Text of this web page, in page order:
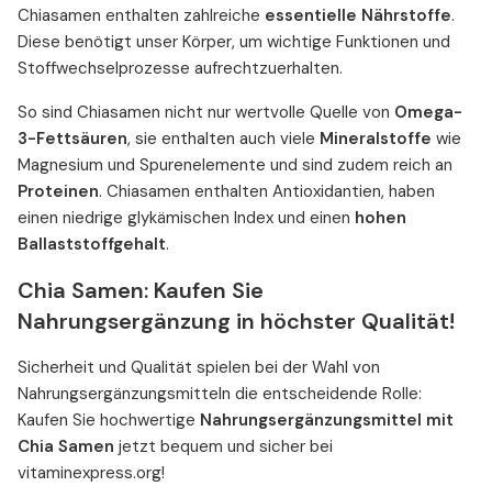
Chiasamen enthalten zahlreiche essentielle Nährstoffe.
Diese benötigt unser Körper, um wichtige Funktionen und
Stoffwechselprozesse aufrechtzuerhalten.
So sind Chiasamen nicht nur wertvolle Quelle von Omega-
3-Fettsäuren, sie enthalten auch viele Mineralstoffe wie
Magnesium und Spurenelemente und sind zudem reich an
Proteinen. Chiasamen enthalten Antioxidantien, haben
einen niedrige glykämischen Index und einen hohen
Ballaststoffgehalt.
Chia Samen: Kaufen Sie
Nahrungsergänzung in höchster Qualität!
Sicherheit und Qualität spielen bei der Wahl von
Nahrungsergänzungsmitteln die entscheidende Rolle:
Kaufen Sie hochwertige Nahrungsergänzungsmittel mit
Chia Samen jetzt bequem und sicher bei
vitaminexpress.org!